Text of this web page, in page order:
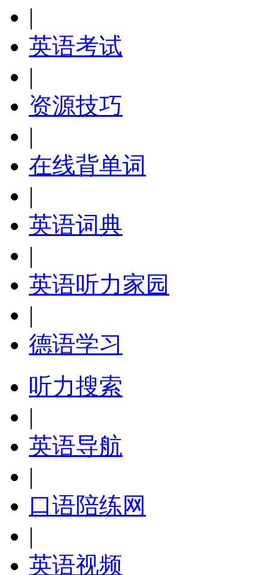
|
英语考试
|
资源技巧
|
在线背单词
|
英语词典
|
英语听力家园
|
德语学习
听力搜索
|
英语导航
|
口语陪练网
|
英语视频